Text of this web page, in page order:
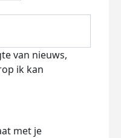
van nieuws,
ik kan
met je